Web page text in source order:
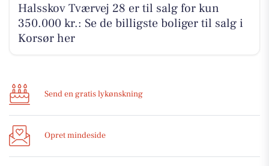
Halsskov Tværvej 28 er til salg for kun
350.000 kr.: Se de billigste boliger til salg i
Korsør her
Send en gratis lykønskning
Opret mindeside